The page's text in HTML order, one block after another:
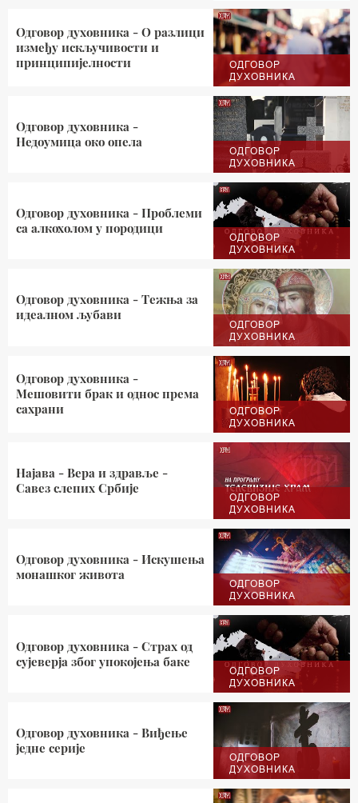
ОДГОВОР
ДУХОВНИКА
Одговор духовника - О разлици
између искључивости и
принципијелности
ОДГОВОР
ДУХОВНИКА
Одговор духовника -
Недоумица око опела
ОДГОВОР
ДУХОВНИКА
Одговор духовника - Проблеми
са алкохолом у породици
ОДГОВОР
ДУХОВНИКА
Одговор духовника - Тежња за
идеалном љубави
ОДГОВОР
ДУХОВНИКА
Одговор духовника -
Мешовити брак и однос према
сахрани
ОДГОВОР
ДУХОВНИКА
Најава - Вера и здравље -
Савез слепих Србије
ОДГОВОР
ДУХОВНИКА
Одговор духовника - Искушења
монашког живота
ОДГОВОР
ДУХОВНИКА
Одговор духовника - Страх од
сујеверја због упокојења баке
ОДГОВОР
ДУХОВНИКА
Одговор духовника - Виђење
једне серије